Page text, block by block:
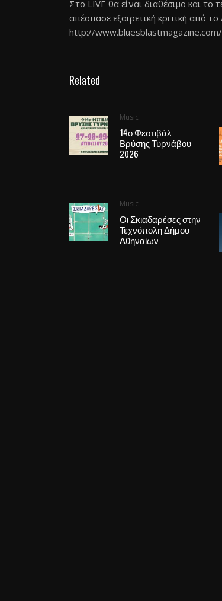
Στο LIVE θα είναι διαθέσιμο και
απέσπασε εξαιρετική κριτική από
http://
Related
Music
14ο Φεστιβάλ
Βρύσης Τυρνάβου
2026
Music
Οι Σκιαδαρέσες στην
Τεχνόπολη Δήμου
Αθηναίων